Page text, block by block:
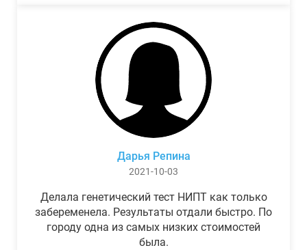
Дарья Репина
2021-10-03
Делала генетический тест НИПТ как только
забеременела. Результаты отдали быстро. По
городу одна из самых низких стоимостей
была.